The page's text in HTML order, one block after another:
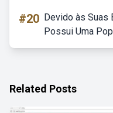
#20 Devido às Suas
Possui Uma
Related Posts